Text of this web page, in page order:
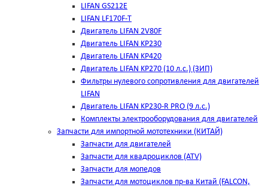
LIFAN GS212E
LIFAN LF170F-T
Двигатель LIFAN 2V80F
Двигатель LIFAN KP230
Двигатель LIFAN KP420
Двигатель LIFAN KP270 (10 л.с.) (ЗИП)
Фильтры нулевого сопротивления для двигателей
LIFAN
Двигатель LIFAN KP230-R PRO (9 л.с.)
Комплекты электрооборудования для двигателей
Запчасти для импортной мототехники (КИТАЙ)
Запчасти для двигателей
Запчасти для квадроциклов (ATV)
Запчасти для мопедов
Запчасти для мотоциклов пр-ва Китай (FALCON,